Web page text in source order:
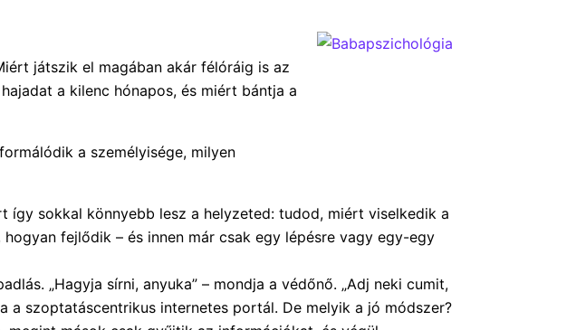
játszik el magában akár félóráig is az
a kilenc hónapos, és miért bántja a
a személyisége, milyen
sokkal könnyebb lesz a helyzeted: tudod, miért viselkedik a
fejlődik – és innen már csak egy lépésre vagy egy-egy
„Hagyja sírni, anyuka” – mondja a védőnő. „Adj neki cumit,
a szoptatáscentrikus internetes portál. De melyik a jó módszer?